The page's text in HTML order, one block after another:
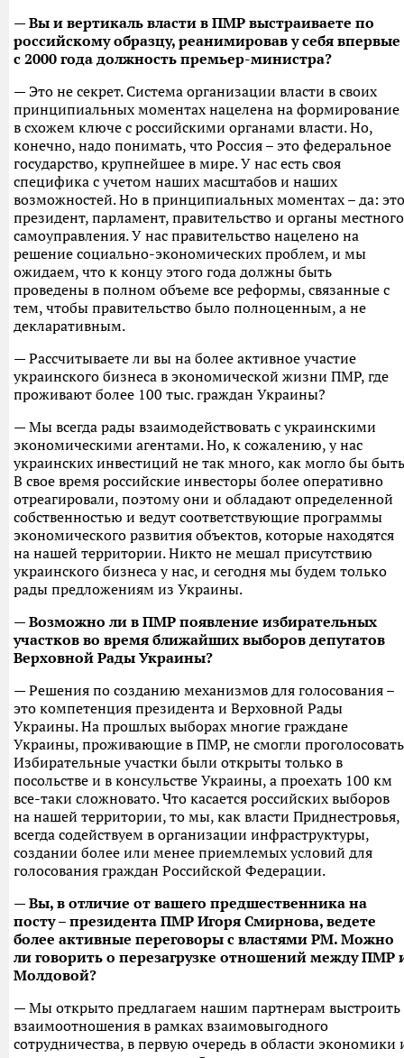
— Вы и вертикаль власти в ПМР выстраиваете по
российскому образцу, реанимировав у себя впервые
с 2000 года должность премьер-министра?
— Это не секрет. Система организации власти в своих
принципиальных моментах нацелена на формирование
в схожем ключе с российскими органами власти. Но,
конечно, надо понимать, что Россия – это федеральное
государство, крупнейшее в мире. У нас есть своя
специфика с учетом наших масштабов и наших
возможностей. Но в принципиальных моментах – да: это
президент, парламент, правительство и органы местного
самоуправления. У нас правительство нацелено на
решение социально-экономических проблем, и мы
ожидаем, что к концу этого года должны быть
проведены в полном объеме все реформы, связанные с
тем, чтобы правительство было полноценным, а не
декларативным.
— Рассчитываете ли вы на более активное участие
украинского бизнеса в экономической жизни ПМР, где
проживают более 100 тыс. граждан Украины?
— Мы всегда рады взаимодействовать с украинскими
экономическими агентами. Но, к сожалению, у нас
украинских инвестиций не так много, как могло бы
В свое время российские инвесторы более оперативно
отреагировали, поэтому они и обладают определенной
собственностью и ведут соответствующие программы
экономического развития объектов, которые находятся
на нашей территории. Никто не мешал присутствию
украинского бизнеса у нас, и сегодня мы будем только
рады предложениям из Украины.
— Возможно ли в ПМР появление избирательных
участков во время ближайших выборов депутатов
Верховной Рады Украины?
— Решения по созданию механизмов для голосования –
это компетенция президента и Верховной Рады
Украины. На прошлых выборах многие граждане
Украины, проживающие в ПМР, не смогли
Избирательные участки были открыты только в
посольстве и в консульстве Украины, а проехать 100 км
все-таки сложновато. Что касается российских выборов
на нашей территории, то мы, как власти Приднестровья,
всегда содействуем в организации инфраструктуры,
создании более или менее приемлемых условий для
голосования граждан Российской Федерации.
— Вы, в отличие от вашего предшественника на
посту – президента ПМР Игоря Смирнова, ведете
более активные переговоры с властями РМ. Можно
ли говорить о перезагрузке отношений между ПМР
Молдовой?
— Мы открыто предлагаем нашим партнерам выстроить
взаимоотношения в рамках взаимовыгодного
сотрудничества, в первую очередь в области экономики